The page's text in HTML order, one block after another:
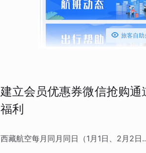
 旅客自助
建立会员优惠券微信抢购
福利
西藏航空每月同月同日（1月1日、2月2日